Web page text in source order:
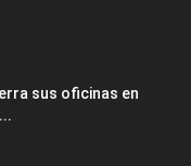
sus oficinas en